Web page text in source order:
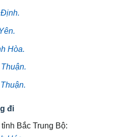
Hòa.
đi
Bắc Trung Bộ: